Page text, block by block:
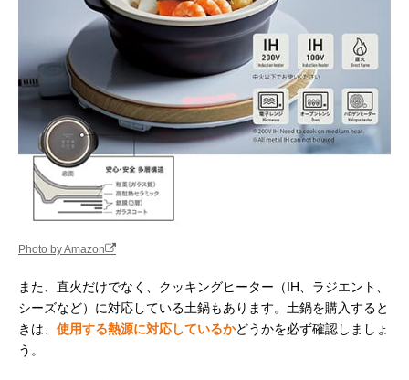
Photo by Amazon
また、直火だけでなく、クッキングヒーター（IH、ラジエント、
シーズなど）に対応している土鍋もあります。土鍋を購入すると
きは、 使用する熱源に対応しているかどうかを必ず確認しましょ
う。